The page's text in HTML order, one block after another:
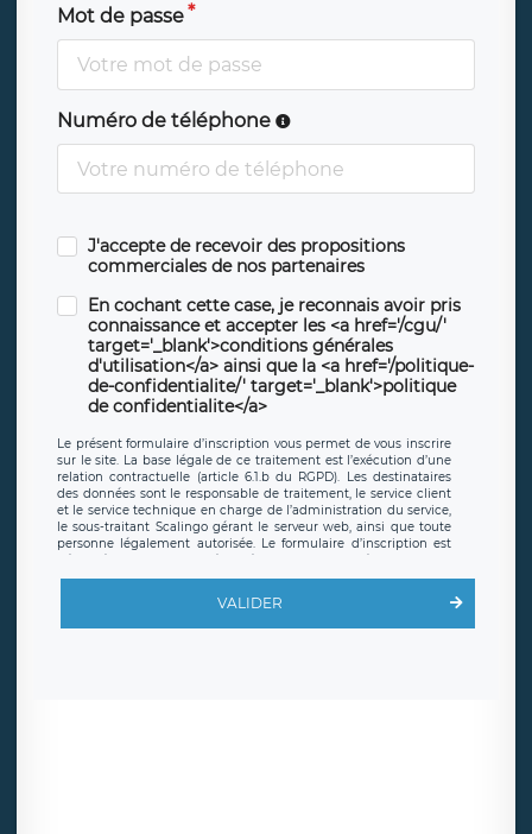
Mot de passe
Numéro de téléphone
J'accepte de recevoir des propositions
commerciales de nos partenaires
En cochant cette case, je reconnais avoir pris
connaissance et accepter les <a href='/cgu/'
target='_blank'>conditions générales
d'utilisation</a> ainsi que la <a href='/politique-
de-confidentialite/' target='_blank'>politique
de confidentialite</a>
Le présent formulaire d’inscription vous permet de vous inscrire
sur le site. La base légale de ce traitement est l’exécution d’une
relation contractuelle (article 6.1.b du RGPD). Les destinataires
des données sont le responsable de traitement, le service client
et le service technique en charge de l’administration du service,
le sous-traitant Scalingo gérant le serveur web, ainsi que toute
personne légalement autorisée. Le formulaire d’inscription est
offrant desclauses de protection conformes au RGPD. Les
en sollicite la suppression, étant entendu que vous pouvez
demander la suppression de vos données et retirer votre
VALIDER